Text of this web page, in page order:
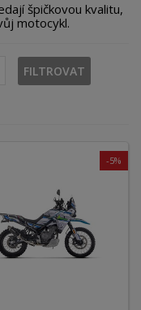
špičkovou kvalitu,
motocykl.
FILTROVAT
-5%